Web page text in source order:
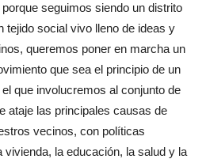
seguimos siendo un distrito
tejido social vivo lleno de ideas y
queremos poner en marcha un
que sea el principio de un
que involucremos al conjunto de
ataje las principales causas de
vecinos, con políticas
vivienda, la educación, la salud y la